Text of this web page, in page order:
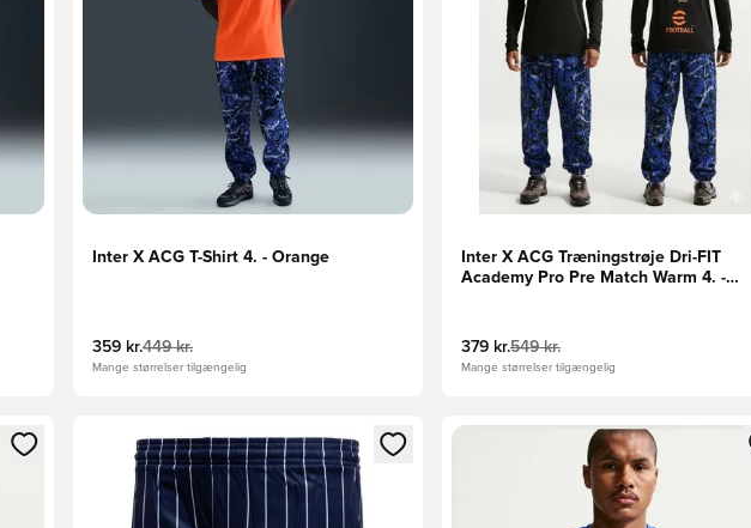
Inter X ACG T-Shirt 4. - Orange
359 kr.449 kr.
Mange størrelser tilgængelig
Inter X ACG Træningstrøje Dri-FIT
Academy Pro Pre Match Warm 4. -
379 kr.549 kr.
Mange størrelser tilgængelig
tilmelde dig som medlem
Åbner en Modal til at logge ind eller tilmelde dig som medlem
Åbner en Modal til at logge ind